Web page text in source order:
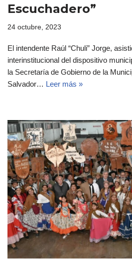
Escuchadero”
24 octubre, 2023
El intendente Raúl “Chuli” Jorge,
interinstitucional del dispositivo
la Secretaría de Gobierno de la
Salvador… Leer más »